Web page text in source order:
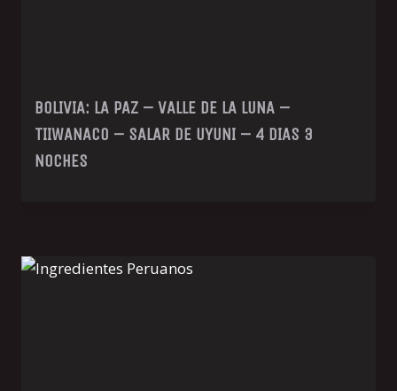
BOLIVIA: LA PAZ – VALLE DE LA LUNA –
TIIWANACO – SALAR DE UYUNI – 4 DIAS 3
NOCHES